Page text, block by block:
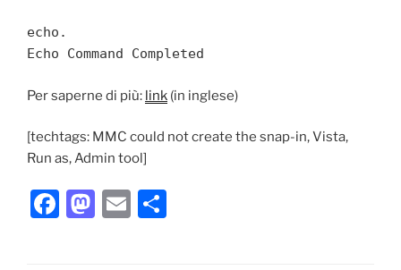
echo.
Echo Command Completed
Per saperne di più: link (in inglese)
[techtags: MMC could not create the snap-in, Vista,
Run as, Admin tool]
F
M E